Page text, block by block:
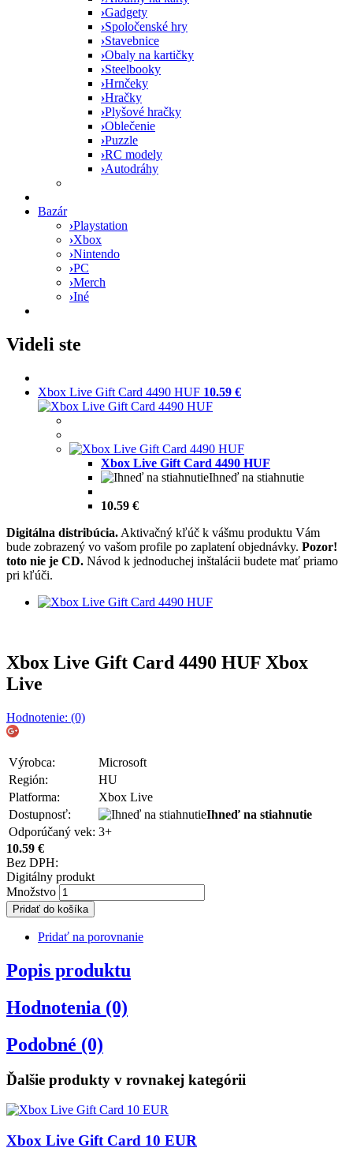
›Gadgety
›Spoločenské hry
›Stavebnice
›Obaly na kartičky
›Steelbooky
›Hrnčeky
›Hračky
›Plyšové hračky
›Oblečenie
›Puzzle
›RC modely
›Autodráhy
Bazár
›Playstation
›Xbox
›Nintendo
›PC
›Merch
›Iné
Videli ste
Xbox Live Gift Card 4490 HUF 10.59 €
Xbox Live Gift Card 4490 HUF
Ihneď na stiahnutie
10.59 €
Digitálna distribúcia. Aktivačný kľúč k vášmu produktu Vám
bude zobrazený vo vašom profile po zaplatení objednávky. Pozor!
toto nie je CD. Návod k jednoduchej inštalácii budete mať priamo
pri kľúči.
Xbox Live Gift Card 4490 HUF Xbox
Live
Hodnotenie: (0)
Výrobca:
Microsoft
Región:
HU
Platforma:
Xbox Live
Dostupnosť:
Ihneď na stiahnutie
Odporúčaný vek: 3+
10.59 €
Bez DPH:
Digitálny produkt
Množstvo
Pridať do košíka
Pridať na porovnanie
Popis produktu
Hodnotenia (0)
Podobné (0)
Ďalšie produkty v rovnakej kategórii
Xbox Live Gift Card 10 EUR